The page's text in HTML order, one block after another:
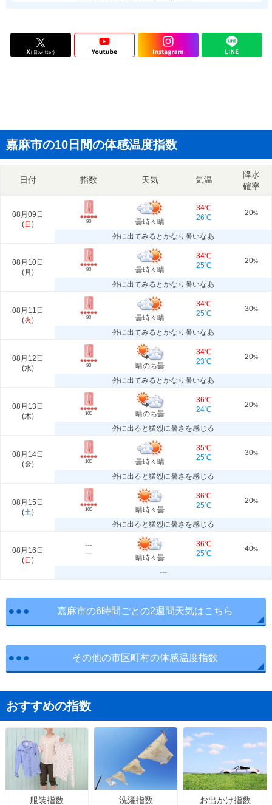
嘉麻市の10日間の体感温度指数
日付 指数 天気 気温
降水
確率
08月09日
(日 ) 90 曇時々晴
34℃
26℃
20%
外に出てみるとかなり暑いなあ
08月10日
(月 ) 90 曇時々晴
34℃
25℃
20%
外に出てみるとかなり暑いなあ
08月11日
(火) 90 曇時々晴
34℃
25℃
30%
外に出てみるとかなり暑いなあ
08月12日
(水) 90 晴のち曇
34℃
23℃
20%
外に出てみるとかなり暑いなあ
08月13日
(木) 100 晴のち曇
36℃
24℃
20%
外に出ると猛烈に暑さを感じる
08月14日
(金) 100 曇時々晴
35℃
25℃
30%
外に出ると猛烈に暑さを感じる
08月15日
(土) 100 晴時々曇
36℃
25℃
20%
外に出ると猛烈に暑さを感じる
08月16日
(日 )
---
---
晴時々曇
36℃
25℃
40%
---
嘉麻市の6時間ごとの2週間天気はこちら
その他の市区町村の体感温度指数
おすすめの指数
服装指数 洗濯指数 お出かけ指数